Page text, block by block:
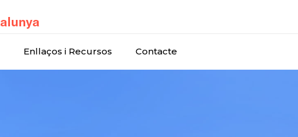
Enllaços i Recursos Contacte